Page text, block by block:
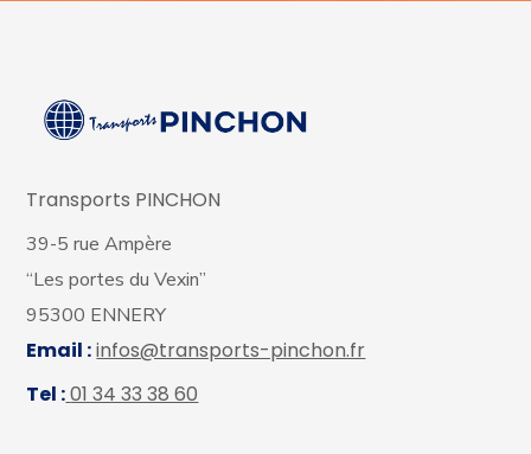
Transports PINCHON
39-5 rue Ampère
“Les portes du Vexin”
95300 ENNERY
Email :infos@transports-pinchon.fr
Tel :01 34 33 38 60